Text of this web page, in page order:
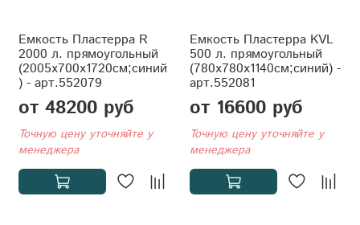
Емкость Пластерра R
2000 л. прямоугольный
(2005x700x1720см;синий
) - арт.552079
от 48200 руб
Точную цену уточняйте у
менеджера
Емкость Пластерра KVL
500 л. прямоугольный
(780x780x1140см;синий) -
арт.552081
от 16600 руб
Точную цену уточняйте у
менеджера